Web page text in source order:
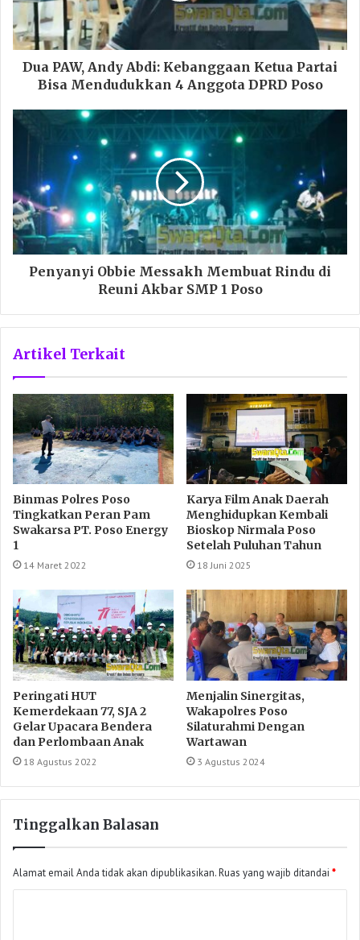
Dua PAW, Andy Abdi: Kebanggaan Ketua Partai
Bisa Mendudukkan 4 Anggota DPRD Poso
Penyanyi Obbie Messakh Membuat Rindu di
Reuni Akbar SMP 1 Poso
Artikel Terkait
Binmas Polres Poso
Tingkatkan Peran Pam
Swakarsa PT. Poso Energy
1
14 Maret 2022
Karya Film Anak Daerah
Menghidupkan Kembali
Bioskop Nirmala Poso
Setelah Puluhan Tahun
18 Juni 2025
Peringati HUT
Kemerdekaan 77, SJA 2
Gelar Upacara Bendera
dan Perlombaan Anak
18 Agustus 2022
Menjalin Sinergitas,
Wakapolres Poso
Silaturahmi Dengan
Wartawan
3 Agustus 2024
Tinggalkan Balasan
Alamat email Anda tidak akan dipublikasikan.Ruas yang wajib ditandai *